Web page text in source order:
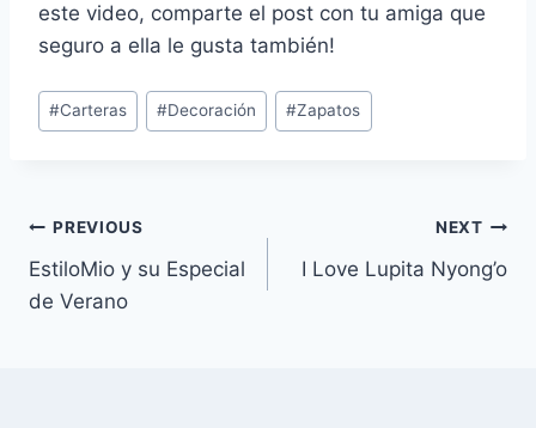
este video, comparte el post con tu amiga que
seguro a ella le gusta también!
Post
Tags:
#Carteras #Decoración #Zapatos
Navegación
de
PREVIOUS
EstiloMio y su Especial
de Verano
NEXT
I Love Lupita Nyong’o